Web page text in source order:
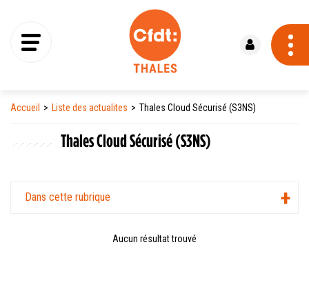
Accueil Liste des actualites Thales Cloud Sécurisé (S3NS)
Thales Cloud Sécurisé (S3NS)
Dans cette rubrique
Aucun résultat trouvé